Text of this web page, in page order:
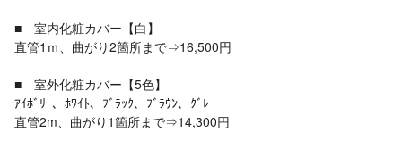
■ 室内化粧カバー【白】
直管1ｍ、曲がり2箇所まで⇒16,500円
■ 室外化粧カバー【5色】
ｱｲﾎﾞﾘｰ、ﾎﾜｲﾄ、ﾌﾞﾗｯｸ、ﾌﾞﾗｳﾝ、ｸﾞﾚｰ
直管2m、曲がり1箇所まで⇒14,300円